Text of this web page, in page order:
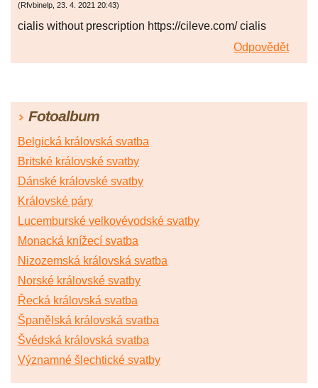
(Rfvbinelp 23. 4. 2021 20:43)
cialis without prescription https://cileve.com/ cialis
Odpovědět
Fotoalbum
Belgická královská svatba
Britské královské svatby
Dánské královské svatby
Královské páry
Lucemburské velkovévodské svatby
Monacká knížecí svatba
Nizozemská královská svatba
Norské královské svatby
Řecká královská svatba
Španělská královská svatba
Švédská královská svatba
Významné šlechtické svatby